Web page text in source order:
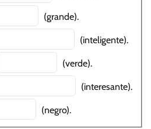
(grande).
(inteligente).
(verde).
(interesante).
(negro).